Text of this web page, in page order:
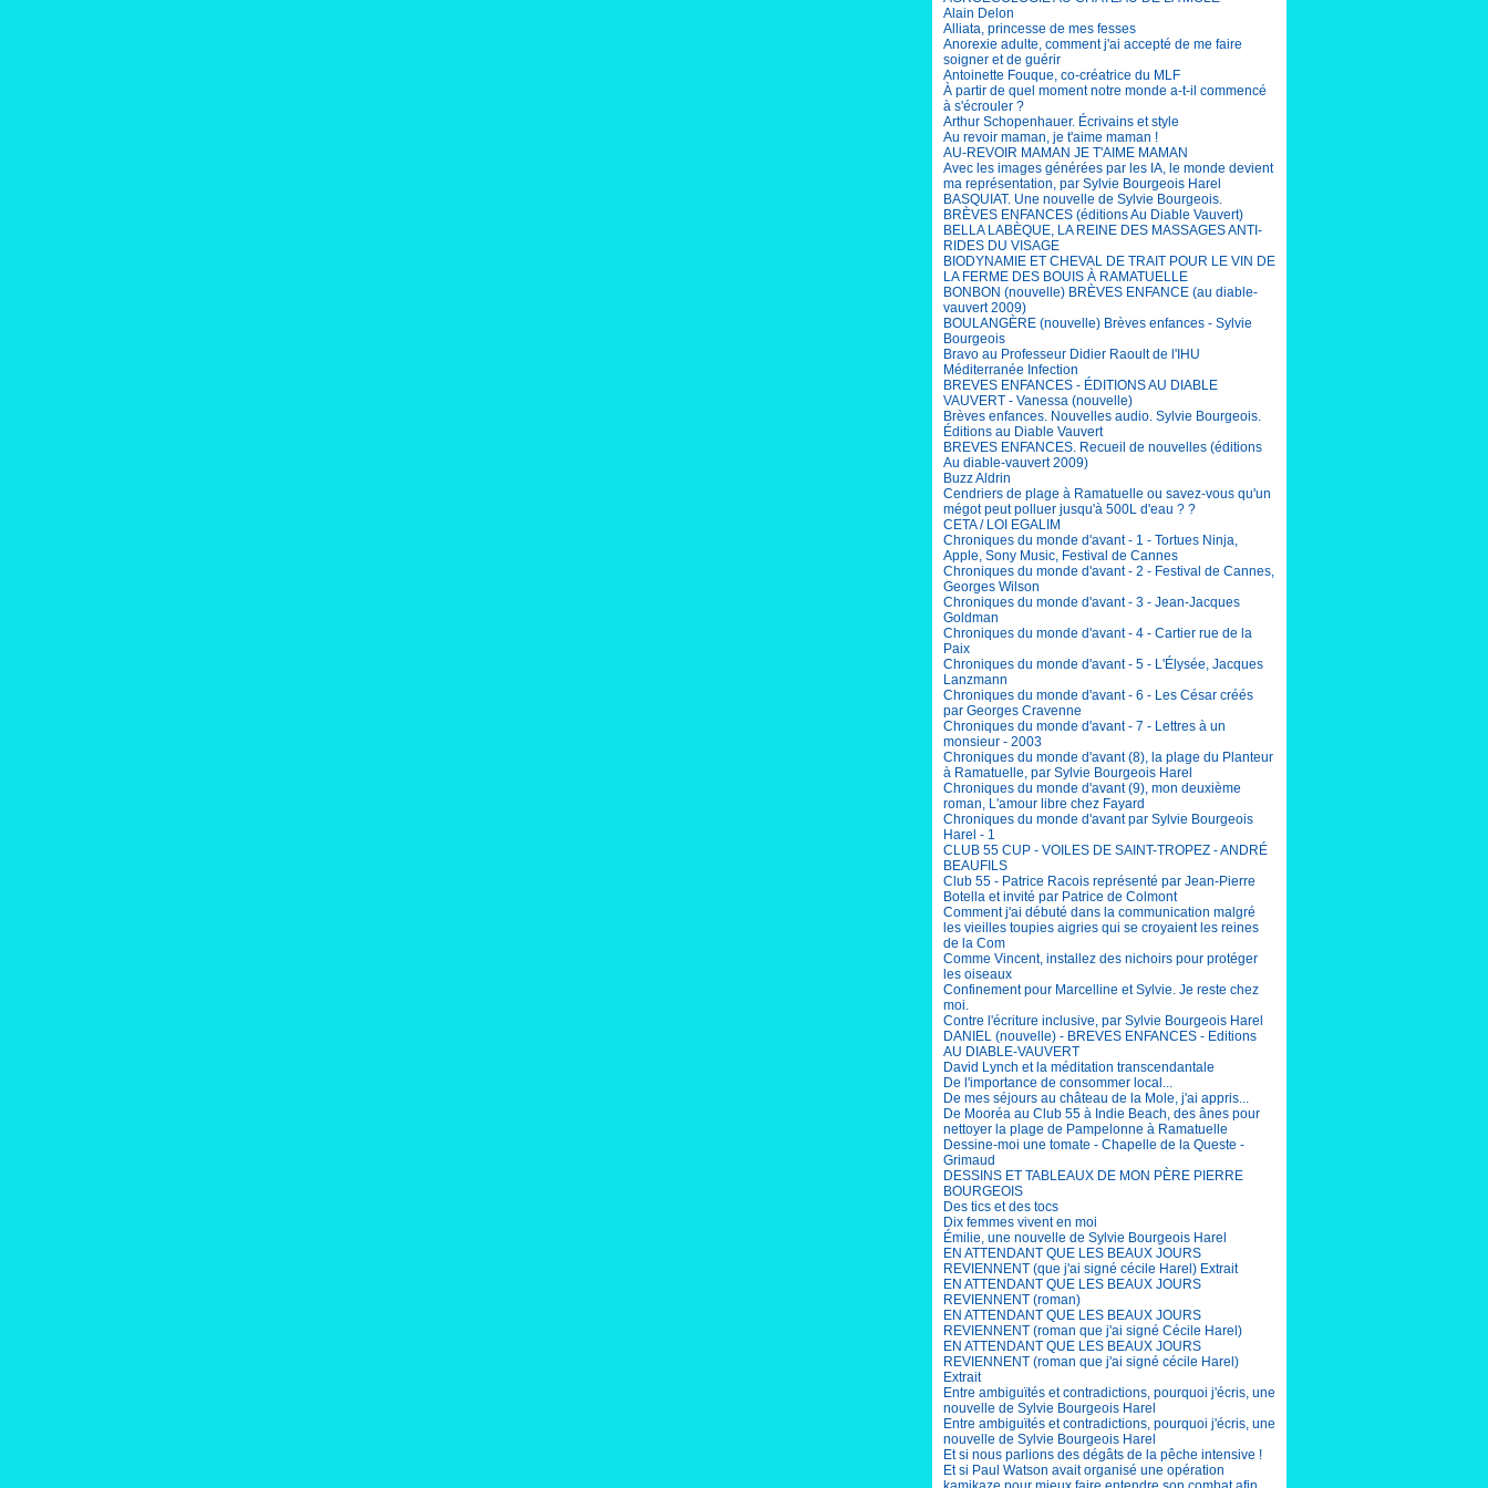
Alain Delon
Alliata, princesse de mes fesses
Anorexie adulte, comment j'ai accepté de me faire
soigner et de guérir
Antoinette Fouque, co-créatrice du MLF
À partir de quel moment notre monde a-t-il commencé
à s'écrouler ?
Arthur Schopenhauer. Écrivains et style
Au revoir maman, je t'aime maman !
AU-REVOIR MAMAN JE T'AIME MAMAN
Avec les images générées par les IA, le monde devient
ma représentation, par Sylvie Bourgeois Harel
BASQUIAT. Une nouvelle de Sylvie Bourgeois.
BRÈVES ENFANCES (éditions Au Diable Vauvert)
BELLA LABÈQUE, LA REINE DES MASSAGES ANTI-
RIDES DU VISAGE
BIODYNAMIE ET CHEVAL DE TRAIT POUR LE VIN DE
LA FERME DES BOUIS À RAMATUELLE
BONBON (nouvelle) BRÈVES ENFANCE (au diable-
vauvert 2009)
BOULANGÈRE (nouvelle) Brèves enfances - Sylvie
Bourgeois
Bravo au Professeur Didier Raoult de l'IHU
Méditerranée Infection
BREVES ENFANCES - ÉDITIONS AU DIABLE
VAUVERT - Vanessa (nouvelle)
Brèves enfances. Nouvelles audio. Sylvie Bourgeois.
Éditions au Diable Vauvert
BREVES ENFANCES. Recueil de nouvelles (éditions
Au diable-vauvert 2009)
Buzz Aldrin
Cendriers de plage à Ramatuelle ou savez-vous qu'un
mégot peut polluer jusqu'à 500L d'eau ? ?
CETA / LOI EGALIM
Chroniques du monde d'avant - 1 - Tortues Ninja,
Apple, Sony Music, Festival de Cannes
Chroniques du monde d'avant - 2 - Festival de Cannes,
Georges Wilson
Chroniques du monde d'avant - 3 - Jean-Jacques
Goldman
Chroniques du monde d'avant - 4 - Cartier rue de la
Paix
Chroniques du monde d'avant - 5 - L'Élysée, Jacques
Lanzmann
Chroniques du monde d'avant - 6 - Les César créés
par Georges Cravenne
Chroniques du monde d'avant - 7 - Lettres à un
monsieur - 2003
Chroniques du monde d'avant (8), la plage du Planteur
à Ramatuelle, par Sylvie Bourgeois Harel
Chroniques du monde d'avant (9), mon deuxième
roman, L'amour libre chez Fayard
Chroniques du monde d'avant par Sylvie Bourgeois
Harel - 1
CLUB 55 CUP - VOILES DE SAINT-TROPEZ - ANDRÉ
BEAUFILS
Club 55 - Patrice Racois représenté par Jean-Pierre
Botella et invité par Patrice de Colmont
Comment j'ai débuté dans la communication malgré
les vieilles toupies aigries qui se croyaient les reines
de la Com
Comme Vincent, installez des nichoirs pour protéger
les oiseaux
Confinement pour Marcelline et Sylvie. Je reste chez
moi.
Contre l'écriture inclusive, par Sylvie Bourgeois Harel
DANIEL (nouvelle) - BREVES ENFANCES - Editions
AU DIABLE-VAUVERT
David Lynch et la méditation transcendantale
De l'importance de consommer local...
De mes séjours au château de la Mole, j'ai appris...
De Mooréa au Club 55 à Indie Beach, des ânes pour
nettoyer la plage de Pampelonne à Ramatuelle
Dessine-moi une tomate - Chapelle de la Queste -
Grimaud
DESSINS ET TABLEAUX DE MON PÈRE PIERRE
BOURGEOIS
Des tics et des tocs
Dix femmes vivent en moi
Émilie, une nouvelle de Sylvie Bourgeois Harel
EN ATTENDANT QUE LES BEAUX JOURS
REVIENNENT (que j'ai signé cécile Harel) Extrait
EN ATTENDANT QUE LES BEAUX JOURS
REVIENNENT (roman)
EN ATTENDANT QUE LES BEAUX JOURS
REVIENNENT (roman que j'ai signé Cécile Harel)
EN ATTENDANT QUE LES BEAUX JOURS
REVIENNENT (roman que j'ai signé cécile Harel)
Extrait
Entre ambiguïtés et contradictions, pourquoi j'écris, une
nouvelle de Sylvie Bourgeois Harel
Entre ambiguïtés et contradictions, pourquoi j'écris, une
nouvelle de Sylvie Bourgeois Harel
Et si nous parlions des dégâts de la pêche intensive !
Et si Paul Watson avait organisé une opération